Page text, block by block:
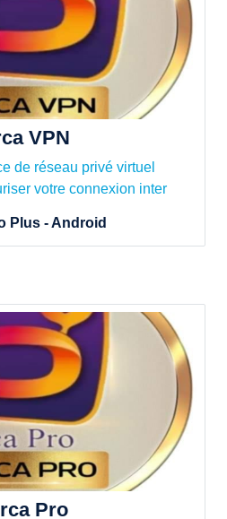
VPN
de réseau privé virtuel
votre connexion inter
Plus - Android
Pro